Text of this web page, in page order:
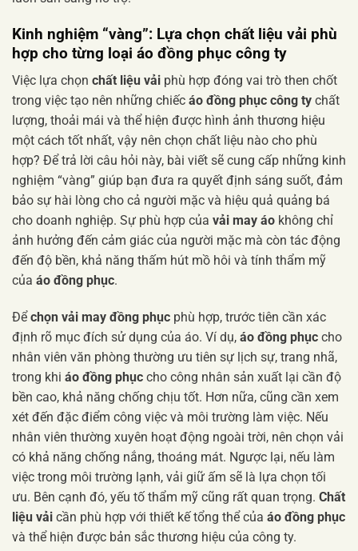
Kinh nghiệm “vàng”: Lựa chọn chất liệu vải phù
hợp cho từng loại áo đồng phục công ty
Việc lựa chọn chất liệu vải phù hợp đóng vai trò then chốt
trong việc tạo nên những chiếc áo đồng phục công ty chất
lượng, thoải mái và thể hiện được hình ảnh thương hiệu
một cách tốt nhất, vậy nên chọn chất liệu nào cho phù
hợp? Để trả lời câu hỏi này, bài viết sẽ cung cấp những kinh
nghiệm “vàng” giúp bạn đưa ra quyết định sáng suốt, đảm
bảo sự hài lòng cho cả người mặc và hiệu quả quảng bá
cho doanh nghiệp. Sự phù hợp của vải may áo không chỉ
ảnh hưởng đến cảm giác của người mặc mà còn tác động
đến độ bền, khả năng thấm hút mồ hôi và tính thẩm mỹ
của áo đồng phục.
Đểchọn vải may đồng phục phù hợp, trước tiên cần xác
định rõ mục đích sử dụng của áo. Ví dụ, áo đồng phục cho
nhân viên văn phòng thường ưu tiên sự lịch sự, trang nhã,
trong khi áo đồng phục cho công nhân sản xuất lại cần độ
bền cao, khả năng chống chịu tốt. Hơn nữa, cũng cần xem
xét đến đặc điểm công việc và môi trường làm việc. Nếu
nhân viên thường xuyên hoạt động ngoài trời, nên chọn vải
có khả năng chống nắng, thoáng mát. Ngược lại, nếu làm
việc trong môi trường lạnh, vải giữ ấm sẽ là lựa chọn tối
ưu. Bên cạnh đó, yếu tố thẩm mỹ cũng rất quan trọng. Chất
liệu vải cần phù hợp với thiết kế tổng thể của áo đồng phục
và thể hiện được bản sắc thương hiệu của công ty.